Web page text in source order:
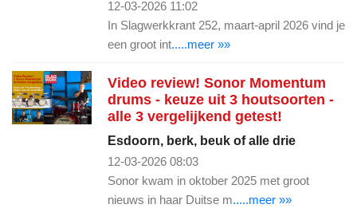
12-03-2026 11:02
In Slagwerkkrant 252, maart-april 2026 vind je
een groot int.....meer »»
Video review! Sonor Momentum
drums - keuze uit 3 houtsoorten -
alle 3 vergelijkend getest!
Esdoorn, berk, beuk of alle drie
12-03-2026 08:03
Sonor kwam in oktober 2025 met groot
nieuws in haar Duitse m.....meer »»